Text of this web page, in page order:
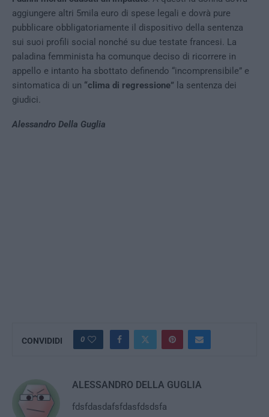
aggiungere altri 5mila euro di spese legali e dovrà pure
pubblicare obbligatoriamente il dispositivo della sentenza
sui suoi profili social nonché su due testate francesi. La
paladina femminista ha comunque deciso di ricorrere in
appello e intanto ha sbottato definendo “incomprensibile” e
sintomatica di un “clima di regressione” la sentenza dei
giudici.
Alessandro Della Guglia
CONVIDIDI 0
ALESSANDRO DELLA GUGLIA
fdsfdasdafsfdasfdsdsfa